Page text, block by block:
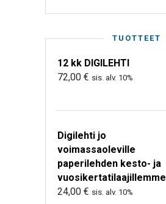
TUOTTEET
12 kk DIGILEHTI
72,00 € sis. alv. 10%
Digilehti jo
voimassaoleville
paperilehden kesto- ja
vuosikertatilaajillemme
24,00 € sis. alv. 10%